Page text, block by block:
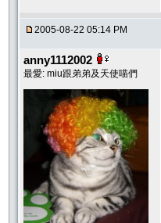
2005-08-22 05:14 PM
anny1112002
最愛: miu跟弟弟及天使喵們